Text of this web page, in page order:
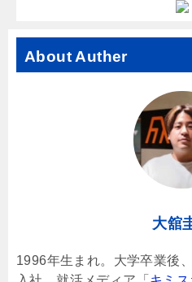
About Auther
大舘
1996年生まれ。大学卒業後、